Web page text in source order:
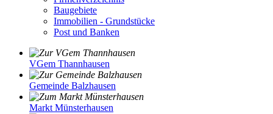
Baugebiete
Immobilien - Grundstücke
Post und Banken
VGem Thannhausen
Gemeinde Balzhausen
Markt Münsterhausen